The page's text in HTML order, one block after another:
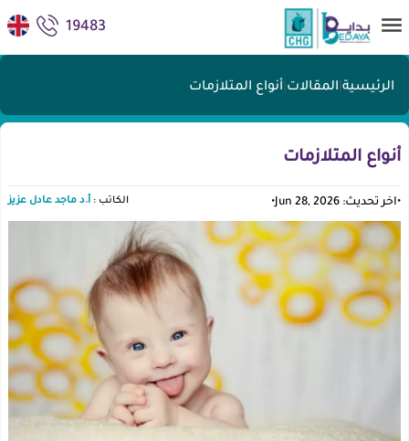
الرئيسية المقالات أنواع المتلازمات
أنواع المتلازمات
الكاتب : أ.د ماجد عادل عزيز •اخر تحديث: Jun 28, 2026 •
19483